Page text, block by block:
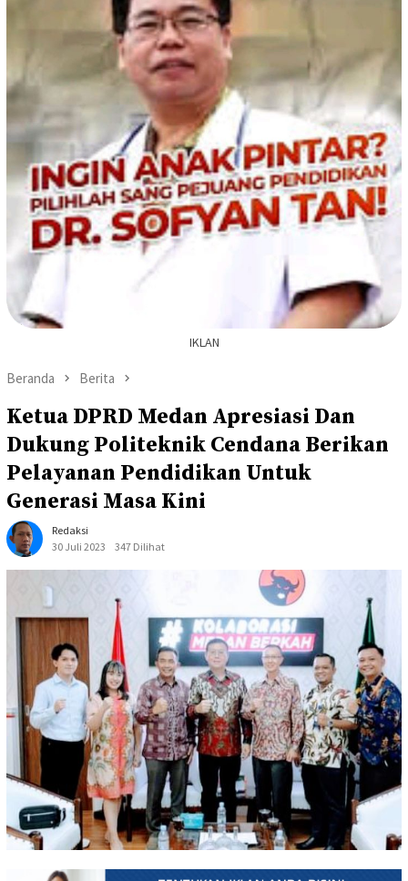
IKLAN
Beranda Berita
Ketua DPRD Medan Apresiasi Dan
Dukung Politeknik Cendana Berikan
Pelayanan Pendidikan Untuk
Generasi Masa Kini
Redaksi
30 Juli 2023
347 Dilihat